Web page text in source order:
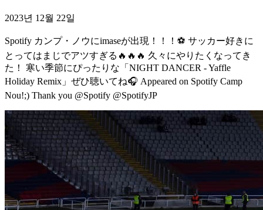
2023년 12월 22일
Spotify カンプ・ノウにimaseが出現！！！⚽️ サッカー好きに
とってはまじでアツすぎる🔥🔥🔥 久々にやりたくなってき
た！ 寒い季節にぴったりな「NIGHT DANCER - Yaffle
Holiday Remix」ぜひ聴いてね🎧 Appeared on Spotify Camp
Nou!;) Thank you @Spotify @SpotifyJP